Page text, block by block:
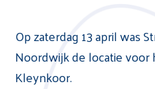
Op zaterdag 13 april was
Noordwijk de locatie
Kleynkoor.